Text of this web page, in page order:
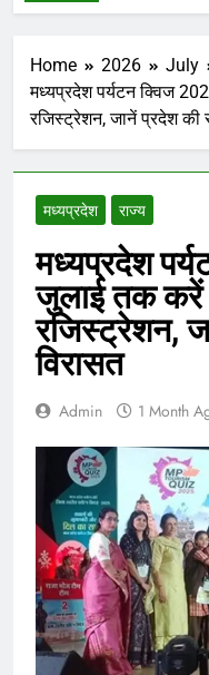
Home 2026 July
मध्यप्रदेश पर्यटन क्विज
रजिस्ट्रेशन, जानें प्रदेश की
मध्‍यप्रदेश राज्य
मध्यप्रदेश
जुलाई तक
रजिस्ट्रेशन,
विरासत
Admin 1 Month